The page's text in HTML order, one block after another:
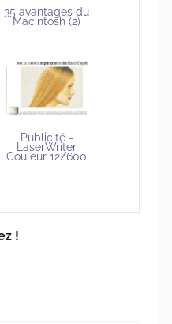
35 avantages du
Macintosh (2)
Publicité -
LaserWriter
Couleur 12/600
!